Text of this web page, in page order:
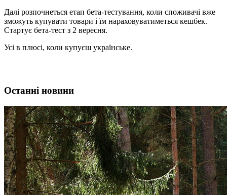
Далі розпочнеться етап бета-тестування, коли споживачі вже
зможуть купувати товари і їм нараховуватиметься кешбек.
Стартує бета-тест з 2 вересня.
Усі в плюсі, коли купуєш українське.
Останні новини